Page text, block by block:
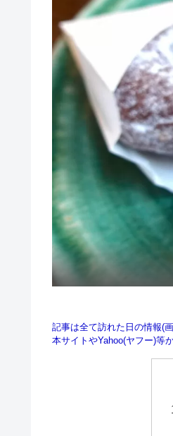
記事は全て訪れた日の情報(
本サイトやYahoo(ヤフー)等